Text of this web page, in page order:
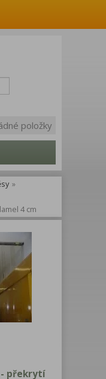
položky
»
4 cm
- překrytí